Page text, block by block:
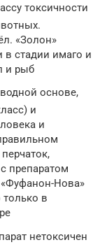
токсичности
«Золон»
стадии имаго и
и рыб
основе,
и
и
препаратом
Нова»
в
нетоксичен